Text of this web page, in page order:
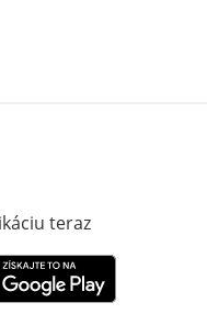
teraz
vnovom okne